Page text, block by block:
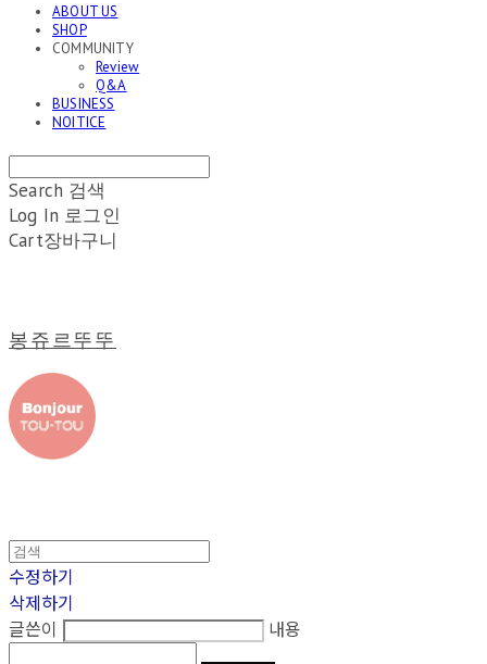
ABOUT US
SHOP
COMMUNITY
Review
Q&A
BUSINESS
NOITICE
Search 검색
Log In 로그인
Cart장바구니
봉쥬르뚜뚜
수정하기
삭제하기
글쓴이
내용